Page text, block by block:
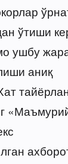
ўтиши
ушбу
аниқ